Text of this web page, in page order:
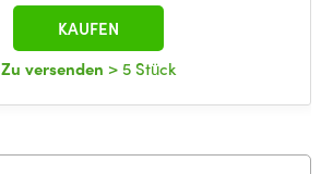
Zu versenden > 5 Stück
KAUFEN